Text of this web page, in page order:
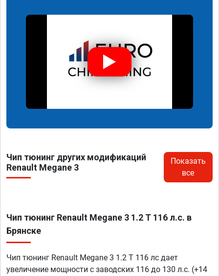
Чип тюнинг других модификаций
Renault Megane 3
Показать
все
Чип тюнинг Renault Megane 3 1.2 T 116 л.с. в
Брянске
Чип тюнинг Renault Megane 3 1.2 T 116 лс дает
увеличение мощности с заводских 116 до 130 л.с. (+14